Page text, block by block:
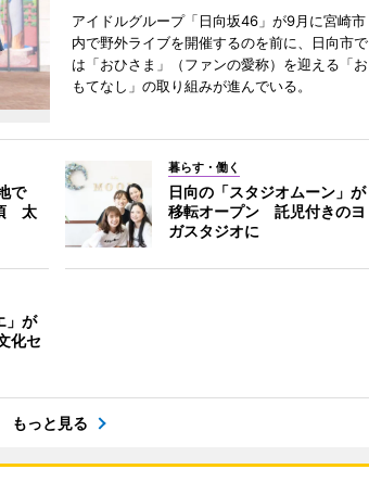
アイドルグループ「日向坂46」が9月に宮崎市
内で野外ライブを開催するのを前に、日向市で
は「おひさま」（ファンの愛称）を迎える「お
もてなし」の取り組みが進んでいる。
で
太
暮らす・働く
日向の「スタジオムーン」が
移転オープン 託児付きのヨ
ガスタジオに
」が
化セ
もっと見る